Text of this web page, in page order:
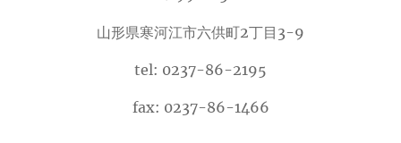
山形県寒河江市六供町2丁目3-9
tel: 0237-86-2195
fax: 0237-86-1466